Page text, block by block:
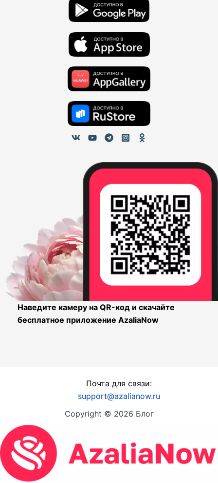
Наведите камеру на QR-код и скачайте
бесплатное приложение AzaliaNow
Почта для связи:
support@azalianow.ru
Copyright © 2026 Блог